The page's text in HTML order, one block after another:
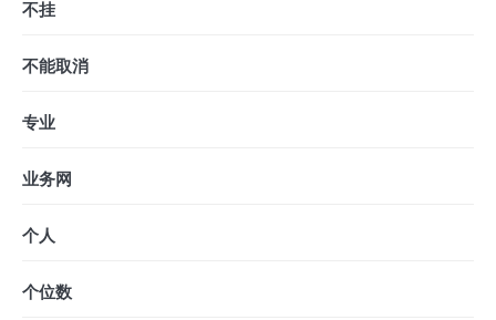
不挂
不能取消
专业
业务网
个人
个位数